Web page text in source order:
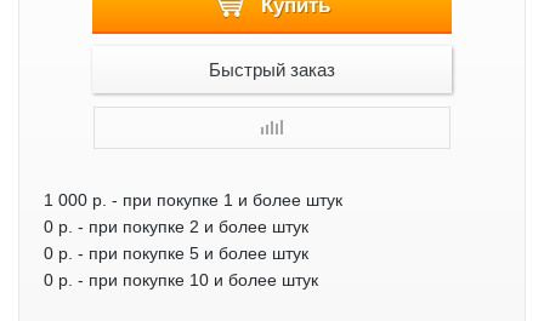
Купить
Быстрый заказ
1 000 р. - при покупке 1 и более штук
0 р. - при покупке 2 и более штук
0 р. - при покупке 5 и более штук
0 р. - при покупке 10 и более штук